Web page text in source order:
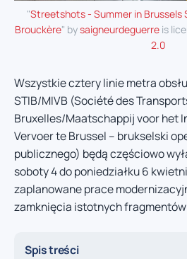
"Streetshots - Summer in
Brouckère" bysaigneurdeguerreis
2.0
Wszystkie cztery linie metra
STIB/MIVB (Société des
Bruxelles/Maatschappij voor het
Vervoer te Brussel – brukselski
publicznego) będą częściowo
soboty 4 do poniedziałku 6
zaplanowane prace
zamknięcia istotnych
Spis treści